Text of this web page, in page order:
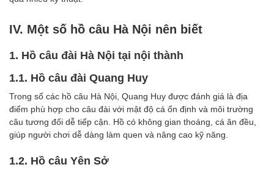
IV. Một số hồ câu Hà Nội nên biết
1. Hồ câu đài Hà Nội tại nội thành
1.1. Hồ câu đài Quang Huy
Trong số các hồ câu Hà Nội, Quang Huy được đánh giá là địa
điểm phù hợp cho câu đài với mật độ cá ổn định và môi trường
câu tương đối dễ tiếp cận. Hồ có không gian thoáng, cá ăn đều,
giúp người chơi dễ dàng làm quen và nâng cao kỹ năng.
1.2. Hồ câu Yên Sở